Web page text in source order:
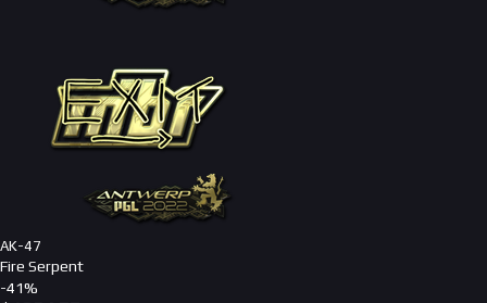
AK-47
Fire Serpent
-41%